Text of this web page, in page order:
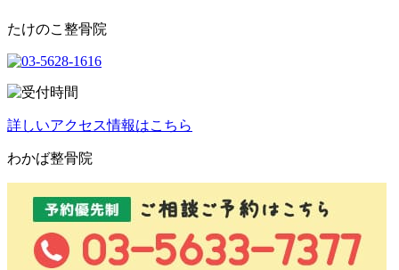
たけのこ整骨院
詳しいアクセス情報はこちら
わかば整骨院